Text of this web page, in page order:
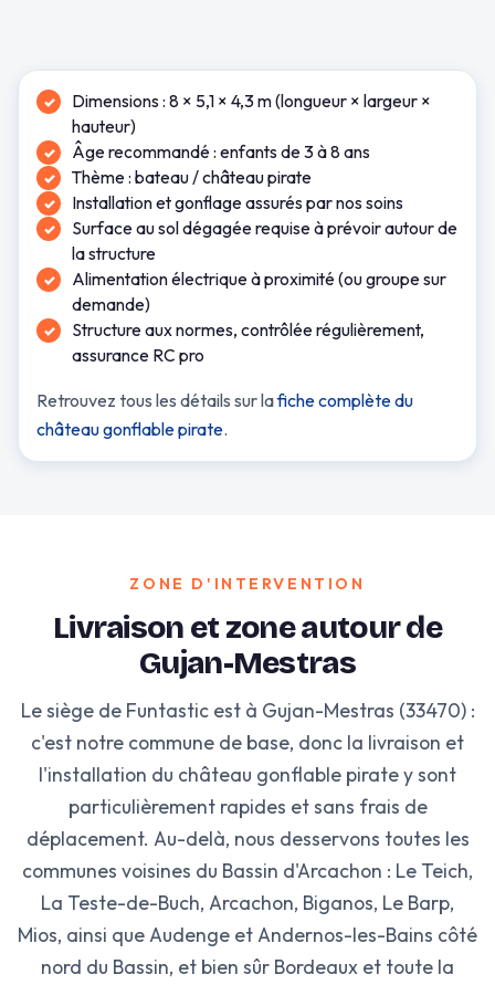
Dimensions : 8 × 5,1 × 4,3 m (longueur × largeur ×
hauteur)
Âge recommandé : enfants de 3 à 8 ans
Thème : bateau / château pirate
Installation et gonflage assurés par nos soins
Surface au sol dégagée requise à prévoir autour de
la structure
Alimentation électrique à proximité (ou groupe sur
demande)
Structure aux normes, contrôlée régulièrement,
assurance RC pro
Retrouvez tous les détails sur lafiche complète du
château gonflable pirate.
ZONE D'INTERVENTION
Livraison et zone autour de
Gujan-Mestras
Le siège de Funtastic est à Gujan-Mestras (33470) :
c'est notre commune de base, donc la livraison et
l'installation du château gonflable pirate y sont
particulièrement rapides et sans frais de
déplacement. Au-delà, nous desservons toutes les
communes voisines du Bassin d'Arcachon : Le Teich,
La Teste-de-Buch, Arcachon, Biganos, Le Barp,
Mios, ainsi que Audenge et Andernos-les-Bains côté
nord du Bassin, et bien sûr Bordeaux et toute la